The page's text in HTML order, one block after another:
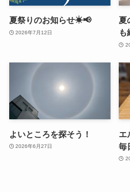
夏祭りのお知らせ☀📢
2026年7月12日
夏
も
よいところを探そう！
2026年6月27日
エ
毎